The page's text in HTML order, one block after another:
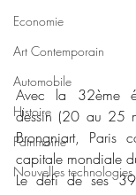
Economie
Art Contemporain
Automobile
Histoire
Patrimoine
Nouvelles technologies
Avec la 32ème
dessin (20 au 25
Brongniart, Paris
capitale mondiale
Le défi de ses